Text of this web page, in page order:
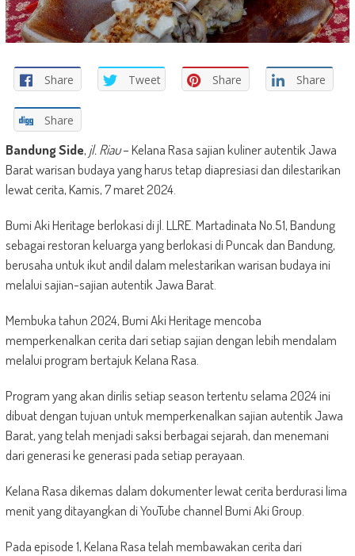
Share Tweet Share Share
Share
Bandung Side, jl. Riau– Kelana Rasa sajian kuliner autentik Jawa
Barat warisan budaya yang harus tetap diapresiasi dan dilestarikan
lewat cerita, Kamis, 7 maret 2024.
Bumi Aki Heritage berlokasi di jl. LLRE. Martadinata No.51, Bandung
sebagai restoran keluarga yang berlokasi di Puncak dan Bandung,
berusaha untuk ikut andil dalam melestarikan warisan budaya ini
melalui sajian-sajian autentik Jawa Barat.
Membuka tahun 2024, Bumi Aki Heritage mencoba
memperkenalkan cerita dari setiap sajian dengan lebih mendalam
melalui program bertajuk Kelana Rasa.
Program yang akan dirilis setiap season tertentu selama 2024 ini
dibuat dengan tujuan untuk memperkenalkan sajian autentik Jawa
Barat, yang telah menjadi saksi berbagai sejarah, dan menemani
dari generasi ke generasi pada setiap perayaan.
Kelana Rasa dikemas dalam dokumenter lewat cerita berdurasi lima
menit yang ditayangkan di YouTube channel Bumi Aki Group.
Pada episode 1, Kelana Rasa telah membawakan cerita dari